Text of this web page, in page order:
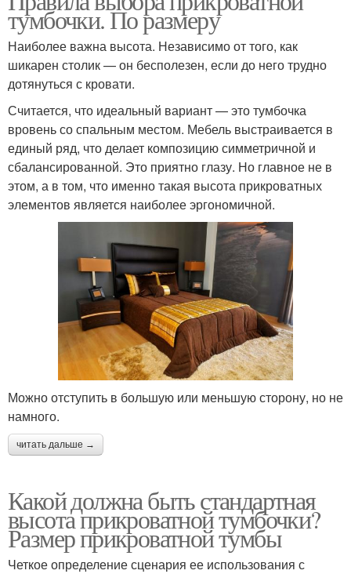
тумбочки. По размеру
Наиболее важна высота. Независимо от того, как
шикарен столик — он бесполезен, если до него трудно
дотянуться с кровати.
Считается, что идеальный вариант — это тумбочка
вровень со спальным местом. Мебель выстраивается в
единый ряд, что делает композицию симметричной и
сбалансированной. Это приятно глазу. Но главное не в
этом, а в том, что именно такая высота прикроватных
элементов является наиболее эргономичной.
Можно отступить в большую или меньшую сторону, но не
намного.
читать дальше →
Какой должна быть стандартная
высота прикроватной тумбочки?
Размер прикроватной тумбы
Четкое определение сценария ее использования с